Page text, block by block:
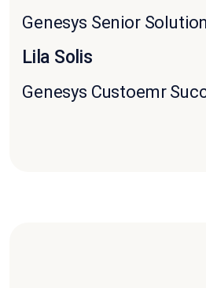
Genesys Senior
Lila Solis
Genesys Custoemr